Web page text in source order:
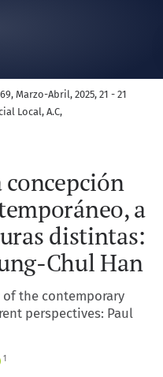
individuo
69, Marzo-Abril, 2025, 21 - 21
Local, A.C,
concepción
a
distintas:
Chul Han
the contemporary
perspectives: Paul
1